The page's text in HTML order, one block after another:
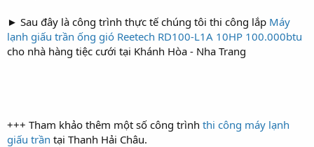
► Sau đây là công trình thực tế chúng tôi thi công lắp Máy
lạnh giấu trần ống gió Reetech RD100-L1A 10HP 100.000btu
cho nhà hàng tiệc cưới tại Khánh Hòa - Nha Trang
+++ Tham khảo thêm một số công trình thi công máy lạnh
giấu trần tại Thanh Hải Châu.